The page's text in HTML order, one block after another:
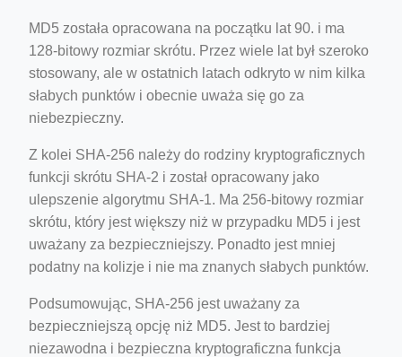
MD5 została opracowana na początku lat 90. i ma
128-bitowy rozmiar skrótu. Przez wiele lat był szeroko
stosowany, ale w ostatnich latach odkryto w nim kilka
słabych punktów i obecnie uważa się go za
niebezpieczny.
Z kolei SHA-256 należy do rodziny kryptograficznych
funkcji skrótu SHA-2 i został opracowany jako
ulepszenie algorytmu SHA-1. Ma 256-bitowy rozmiar
skrótu, który jest większy niż w przypadku MD5 i jest
uważany za bezpieczniejszy. Ponadto jest mniej
podatny na kolizje i nie ma znanych słabych punktów.
Podsumowując, SHA-256 jest uważany za
bezpieczniejszą opcję niż MD5. Jest to bardziej
niezawodna i bezpieczna kryptograficzna funkcja